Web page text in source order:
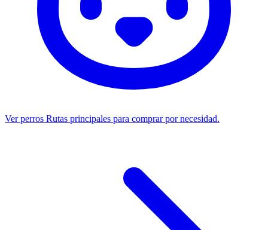
Ver perros Rutas principales para comprar por necesidad.